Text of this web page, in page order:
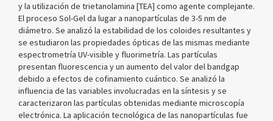
y la utilización de trietanolamina [TEA] como agente complejante.
El proceso Sol-Gel da lugar a nanopartículas de 3-5 nm de
diámetro. Se analizó la estabilidad de los coloides resultantes y
se estudiaron las propiedades ópticas de las mismas mediante
espectrometría UV-visible y fluorimetría. Las partículas
presentan fluorescencia y un aumento del valor del bandgap
debido a efectos de cofinamiento cuántico. Se analizó la
influencia de las variables involucradas en la síntesis y se
caracterizaron las partículas obtenidas mediante microscopía
electrónica. La aplicación tecnológica de las nanopartículas fue